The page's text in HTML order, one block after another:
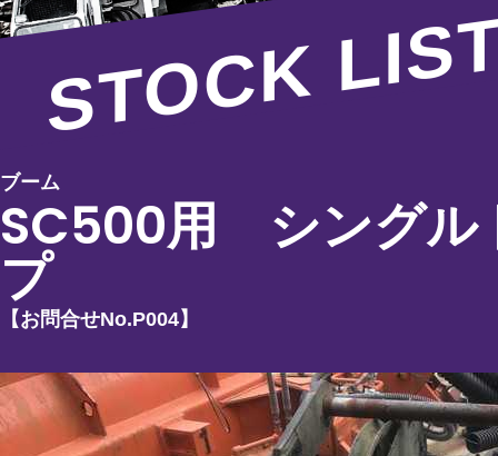
STOCK
ブーム
SC500用 シングル
プ
【お問合せNo.P004】